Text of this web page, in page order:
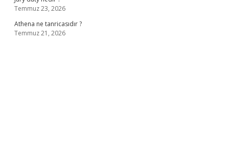
Temmuz 23, 2026
Athena ne tanricasıdır ?
Temmuz 21, 2026